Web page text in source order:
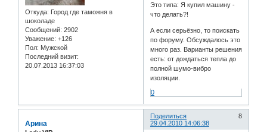
Откуда: Город где таможня в
шоколаде
Сообщений: 2902
Уважение: +126
Пол: Мужской
Последний визит:
20.07.2013 16:37:03
Это типа: Я купил машину -
что делать?!
А если серьёзно, то поискать
по форуму. Обсуждалось это
много раз. Варианты решения
есть: от дождаться тепла до
полной шумо-вибро
изоляции.
0
Поделиться
8
29.04.2010 14:06:38
Арина